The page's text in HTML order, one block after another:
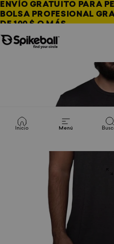
Ir al contenido
ENVÍO GRATUITO PARA
BOLSA PROFESIONAL
DE 100 $ O MÁS
Tienda Spikeball
Inicio Menú